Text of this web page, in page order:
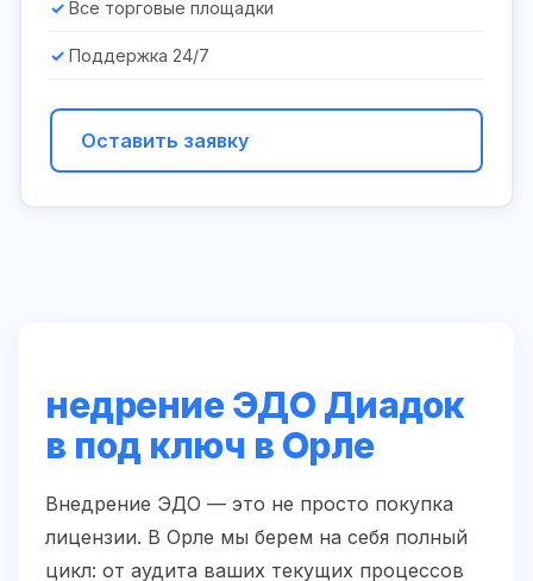
Все торговые площадки
Поддержка 24/7
Оставить заявку
недрение ЭДО Диадок
в под ключ в Орле
Внедрение ЭДО — это не просто покупка
лицензии. В Орле мы берем на себя полный
цикл: от аудита ваших текущих процессов